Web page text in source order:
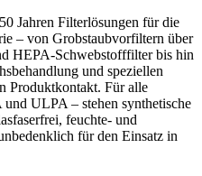
Jahren Filterlösungen für die
– von Grobstaubvorfiltern über
HEPA-Schwebstofffilter bis hin
und speziellen
Produktkontakt. Für alle
ULPA – stehen synthetische
feuchte- und
für den Einsatz in